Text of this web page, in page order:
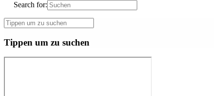
Search for:
Tippen um zu suchen